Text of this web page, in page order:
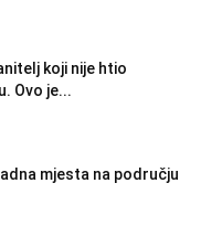
koji nije htio
Ovo je...
mjesta na području